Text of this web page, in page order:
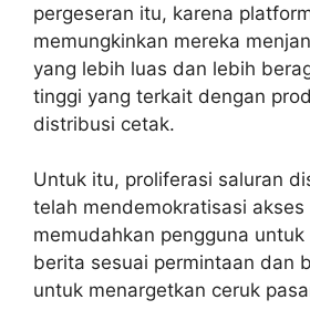
pergeseran itu, karena
memungkinkan mereka
yang lebih luas dan lebih
tinggi yang terkait dengan
distribusi cetak.
Untuk itu, proliferasi saluran
telah mendemokratisasi akses
memudahkan pengguna untuk
berita sesuai permintaan dan
untuk menargetkan ceruk